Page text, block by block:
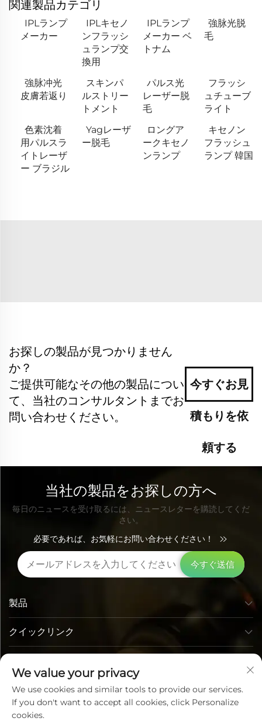
関連製品カテゴリ
IPLランプ
メーカー
IPLキセノ
ンフラッシ
ュランプ交
換用
IPLランプ
メーカー ベ
トナム
強脉光脱
毛
強脉冲光
皮膚若返り
スキンパ
ルストリー
トメント
パルス光
レーザー脱
毛
フラッシ
ュチューブ
ライト
色素沈着
用パルスラ
イトレーザ
ー ブラジル
Yagレーザ
ー脱毛
ロングア
ークキセノ
ンランプ
キセノン
フラッシュ
ランプ 韓国
お探しの製品が見つかりません
か？
ご提供可能なその他の製品につい
て、当社のコンサルタントまでお
問い合わせください。
今すぐお見
積もりを依
頼する
当社の製品をお探しの方へ
毎日のニュースを受け取るには、ニュースレターを購読してくだ
さい。
必要であれば、お気軽にお問い合わせください！
今すぐ送信
クイックリンク
製品
We value your privacy
We use cookies and similar tools to provide our services.
If you don't want to accept all cookies, click Personalize
cookies.